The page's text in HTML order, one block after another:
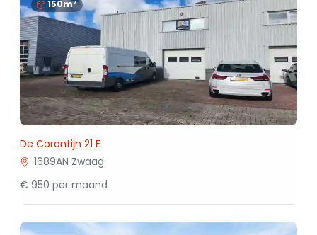
150m²
De Corantijn 21 E
1689AN Zwaag
€ 950 per maand